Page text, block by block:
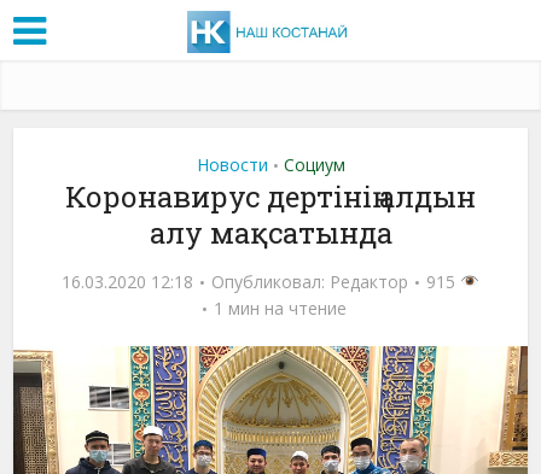
Новости • Социум
Коронавирус дертінің алдын
алу мақсатында
16.03.2020 12:18 Опубликовал: Редактор
915
1 мин на чтение